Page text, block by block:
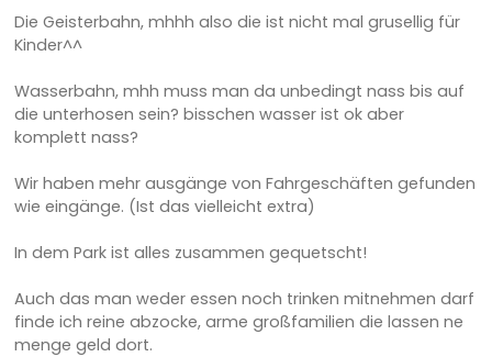
Die Geisterbahn, mhhh also die ist nicht mal grusellig für
Kinder^^
Wasserbahn, mhh muss man da unbedingt nass bis auf
die unterhosen sein? bisschen wasser ist ok aber
komplett nass?
Wir haben mehr ausgänge von Fahrgeschäften gefunden
wie eingänge. (Ist das vielleicht extra)
In dem Park ist alles zusammen gequetscht!
Auch das man weder essen noch trinken mitnehmen darf
finde ich reine abzocke, arme großfamilien die lassen ne
menge geld dort.